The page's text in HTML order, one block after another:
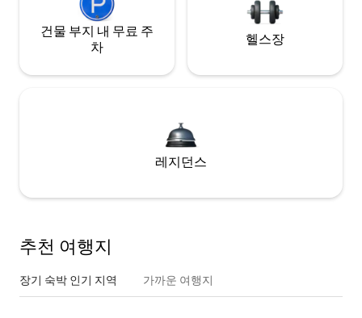
건물 부지 내 무료 주
차
헬스장
레지던스
추천 여행지
장기 숙박 인기 지역 가까운 여행지